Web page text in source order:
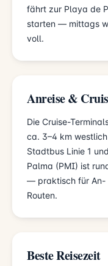
fährt zur Playa de
starten — mittags
voll.
Anreise &
Die Cruise-
ca. 3–4 km
Stadtbus Linie 1
Palma (PMI) ist
— praktisch für An-
Routen.
Beste Reisezeit